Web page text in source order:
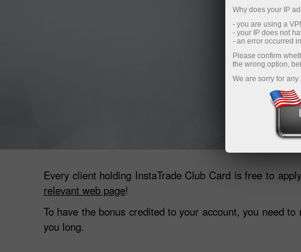
Every client holding InstaTrade Club Card is free to
relevant web page!
To have the bonus credited to your account, you need
you long.
Why does your IP
- you are using a
- your IP does not
- an error occurred
Please confirm
the wrong option,
We are sorry for